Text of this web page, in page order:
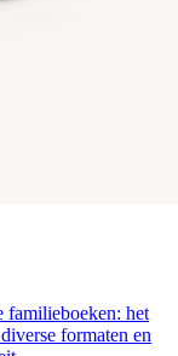
familieboeken: het
formaten en